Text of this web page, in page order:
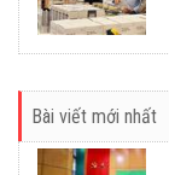
Bài viết mới nhất